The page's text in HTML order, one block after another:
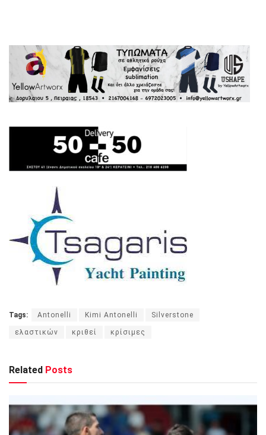
Tags: Antonelli Kimi Antonelli Silverstone
ελαστικών κριθεί κρίσιμες
Related Posts